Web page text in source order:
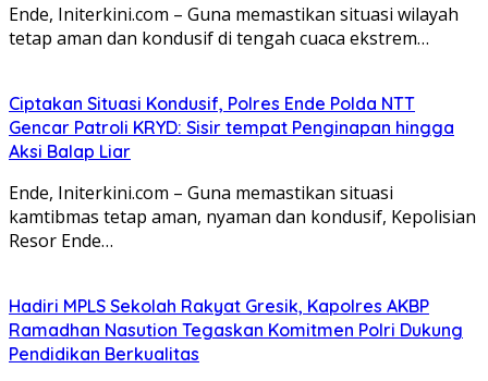
Ende, Initerkini.com – Guna memastikan situasi wilayah
tetap aman dan kondusif di tengah cuaca ekstrem…
Ciptakan Situasi Kondusif, Polres Ende Polda NTT
Gencar Patroli KRYD: Sisir tempat Penginapan hingga
Aksi Balap Liar
Ende, Initerkini.com – Guna memastikan situasi
kamtibmas tetap aman, nyaman dan kondusif, Kepolisian
Resor Ende…
Hadiri MPLS Sekolah Rakyat Gresik, Kapolres AKBP
Ramadhan Nasution Tegaskan Komitmen Polri Dukung
Pendidikan Berkualitas